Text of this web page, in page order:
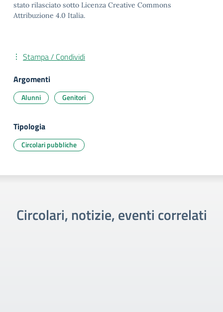
stato rilasciato sotto Licenza Creative Commons
Attribuzione 4.0 Italia.
Stampa / Condividi
Argomenti
Alunni Genitori
Tipologia
Circolari pubbliche
Circolari, notizie, eventi correlati